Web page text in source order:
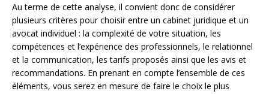
Au terme de cette analyse, il convient donc de considérer
plusieurs critères pour choisir entre un cabinet juridique et un
avocat individuel : la complexité de votre situation, les
compétences et l’expérience des professionnels, le relationnel
et la communication, les tarifs proposés ainsi que les avis et
recommandations. En prenant en compte l’ensemble de ces
éléments, vous serez en mesure de faire le choix le plus